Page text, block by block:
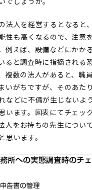
法人を経営するとなると
性も高くなるので、注意
例えば、設備などにかか
ると調査時に指摘される
複数の法人があると、職
いがちですが、そのあた
などに不備が生じないよ
います。図表にてチェッ
人をお持ちの先生につい
思います。